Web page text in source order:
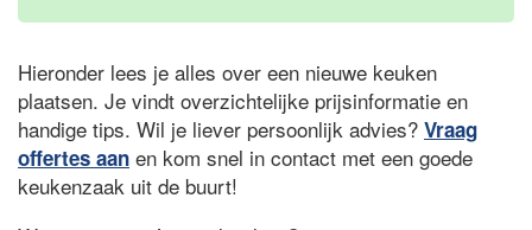
Hieronder lees je alles over een nieuwe keuken
plaatsen. Je vindt overzichtelijke prijsinformatie en
handige tips. Wil je liever persoonlijk advies? Vraag
offertes aan en kom snel in contact met een goede
keukenzaak uit de buurt!